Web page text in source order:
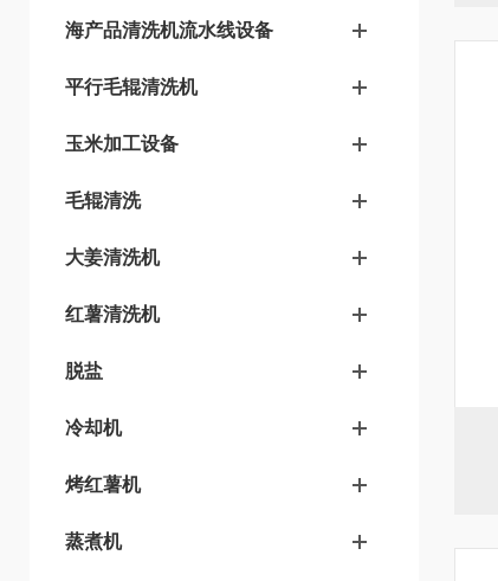
海产品清洗机流水线设备
平行毛辊清洗机
玉米加工设备
毛辊清洗
大姜清洗机
红薯清洗机
脱盐
冷却机
烤红薯机
蒸煮机